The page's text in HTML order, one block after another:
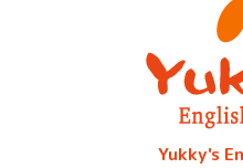
Yukky's